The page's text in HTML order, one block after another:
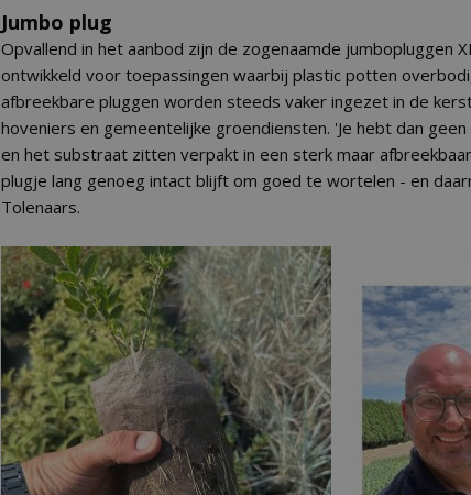
Jumbo plug
Opvallend in het aanbod zijn de zogenaamde jumbopluggen
ontwikkeld voor toepassingen waarbij plastic potten
afbreekbare pluggen worden steeds vaker ingezet in de
hoveniers en gemeentelijke groendiensten. 'Je hebt dan
en het substraat zitten verpakt in een sterk maar
plugje lang genoeg intact blijft om goed te wortelen - en
Tolenaars.